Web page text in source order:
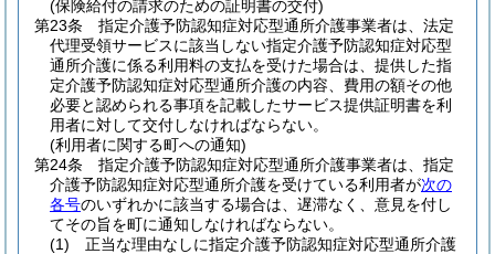
(保険給付の請求のための証明書の交付)
第23条
指定介護予防認知症対応型通所介護事業者は、法定
代理受領サービスに該当しない指定介護予防認知症対応型
通所介護に係る利用料の支払を受けた場合は、提供した指
定介護予防認知症対応型通所介護の内容、費用の額その他
必要と認められる事項を記載したサービス提供証明書を利
用者に対して交付しなければならない。
(利用者に関する町への通知)
第24条
指定介護予防認知症対応型通所介護事業者は、指定
介護予防認知症対応型通所介護を受けている利用者が次の
各号のいずれかに該当する場合は、遅滞なく、意見を付し
てその旨を町に通知しなければならない。
(1)
正当な理由なしに指定介護予防認知症対応型通所介護